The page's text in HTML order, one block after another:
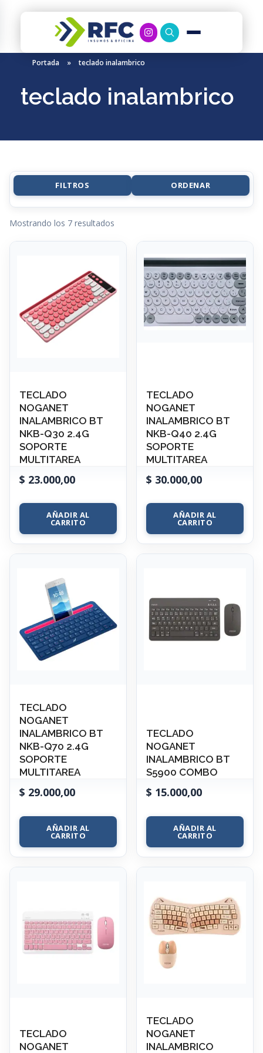
RFC Soluciones
Con 35 años de experiencia, RFC se especializa en muebles de oficina, soluciones tecnológicas y servicio técnico en Río Gallegos. Equipamos espacios de trabajo modernos y eficientes.
Portada » teclado inalambrico
teclado inalambrico
FILTROS ORDENAR
Mostrando los 7 resultados
TECLADO
NOGANET
INALAMBRICO BT
NKB-Q30 2.4G
SOPORTE
MULTITAREA
$ 23.000,00
AÑADIR AL
CARRITO
TECLADO
NOGANET
INALAMBRICO BT
NKB-Q40 2.4G
SOPORTE
MULTITAREA
$ 30.000,00
AÑADIR AL
CARRITO
TECLADO
NOGANET
INALAMBRICO BT
NKB-Q70 2.4G
SOPORTE
MULTITAREA
$ 29.000,00
AÑADIR AL
CARRITO
TECLADO
NOGANET
INALAMBRICO BT
S5900 COMBO
$ 15.000,00
AÑADIR AL
CARRITO
TECLADO
NOGANET
TECLADO
NOGANET
INALAMBRICO